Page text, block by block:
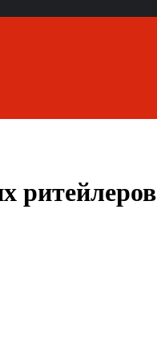
ритейлеров